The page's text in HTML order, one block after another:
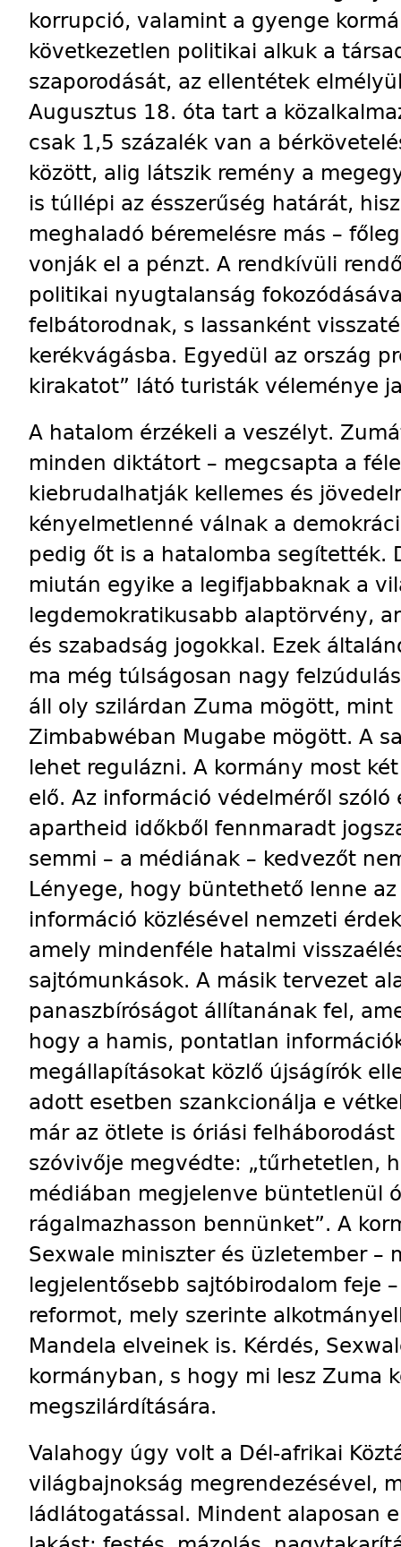
korrupció, valamint a gyenge
következetlen politikai alkuk a
szaporodását, az ellentétek
Augusztus 18. óta tart a
csak 1,5 százalék van a
között, alig látszik remény a
is túllépi az ésszerűség határát,
meghaladó béremelésre más –
vonják el a pénzt. A rendkívüli
politikai nyugtalanság
felbátorodnak, s lassanként
kerékvágásba. Egyedül az ország
kirakatot” látó turisták véleménye
A hatalom érzékeli a veszélyt.
minden diktátort – megcsapta a
kiebrudalhatják kellemes és
kényelmetlenné válnak a
pedig őt is a hatalomba segítették.
mi­után egyike a legifjabbaknak a
legdemokratikusabb alaptörvény,
és szabadság jogokkal. Ezek
ma még túlságosan nagy
áll oly szilárdan Zuma mögött, mint
Zimbabwéban Mugabe mögött. A
lehet regulázni. A kormány most
elő. Az információ védelméről
apartheid időkből fennmaradt
semmi – a médiának – kedvezőt
Lényege, hogy büntethető lenne
információ közlésével nemzeti
amely mindenféle hatalmi
sajtómunkások. A másik tervezet
panaszbíróságot állítanának fel,
hogy a hamis, pontatlan
megállapításokat közlő újságírók
adott esetben szankcionálja e
már az ötlete is óriási
szóvivője megvédte: „tűrhetetlen,
médiában megjelenve büntetlenül
rágalmazhasson bennünket”. A
Sexwale miniszter és üzletember –
legjelentősebb sajtóbirodalom feje
reformot, mely szerinte
Mandela elveinek is. Kérdés,
kormányban, s hogy mi lesz Zuma
megszilárdítására.
Valahogy úgy volt a Dél-afrikai
világbajnokság megrendezésével,
ládlátogatással. Mindent alaposan